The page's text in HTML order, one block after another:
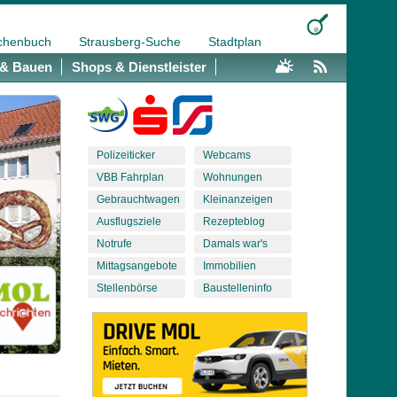
Strausberg-Suche Stadtplan
Bauen Shops & Dienstleister
Polizeiticker
VBB Fahrplan
Gebrauchtwagen
Ausflugsziele
Notrufe
Mittagsangebote
Stellenbörse
Webcams
Wohnungen
Kleinanzeigen
Rezepteblog
Damals war's
Immobilien
Baustelleninfo